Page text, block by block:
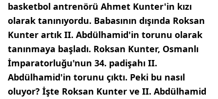
basketbol antrenörü Ahmet Kunter'in kızı
olarak tanınıyordu. Babasının dışında Roksan
Kunter artık II. Abdülhamid'in torunu olarak
tanınmaya başladı. Roksan Kunter, Osmanlı
İmparatorluğu'nun 34. padişahı II.
Abdülhamid'in torunu çıktı. Peki bu nasıl
oluyor? İşte Roksan Kunter ve II. Abdülhamid